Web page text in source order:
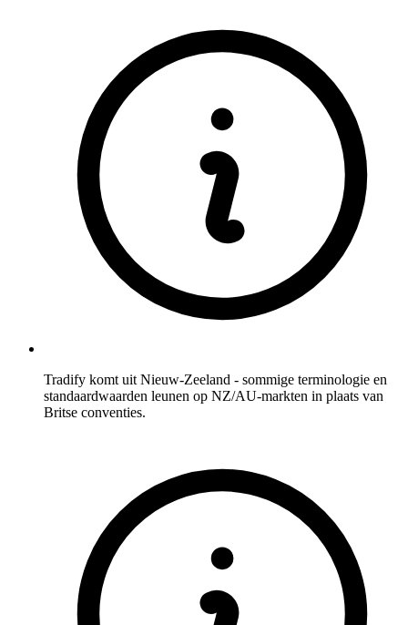
Tradify komt uit Nieuw-Zeeland - sommige terminologie en
standaardwaarden leunen op NZ/AU-markten in plaats van
Britse conventies.